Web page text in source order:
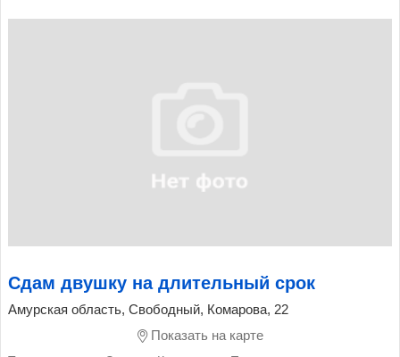
Сдам двушку на длительный срок
Амурская область, Свободный, Комарова, 22
Показать на карте